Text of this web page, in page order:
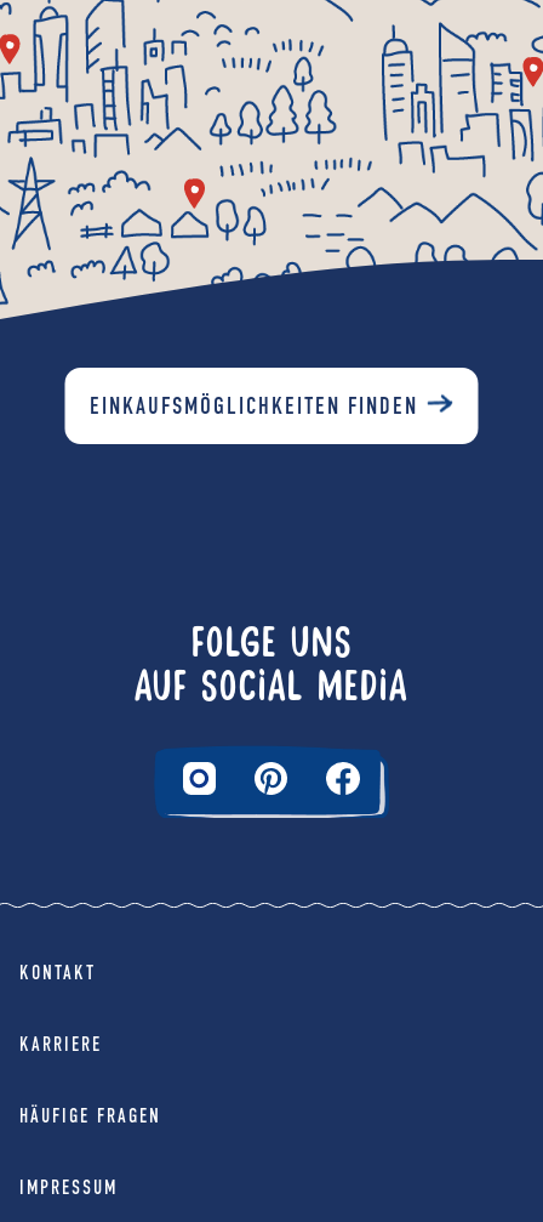
EINKAUFSMÖGLICHKEITEN FINDEN
FOLGE UNS
AUF SOCIAL MEDIA
KONTAKT
KARRIERE
HÄUFIGE FRAGEN
IMPRESSUM